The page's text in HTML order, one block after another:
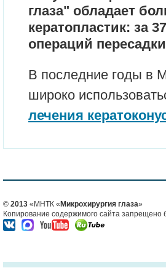
глаза" обладает
кератопластик: за
операций
В последние годы в
широко
лечения
© 2013 «МНТК « Микрохирургия глаза»
Копирование содержимого сайта запрещено